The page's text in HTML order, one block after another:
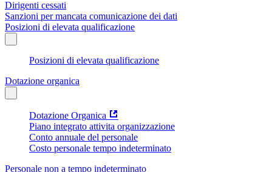
Dirigenti cessati
Sanzioni per mancata comunicazione dei dati
Posizioni di elevata qualificazione
Posizioni di elevata qualificazione
Dotazione organica
Dotazione Organica
Piano integrato attivita organizzazione
Conto annuale del personale
Costo personale tempo indeterminato
Personale non a tempo indeterminato